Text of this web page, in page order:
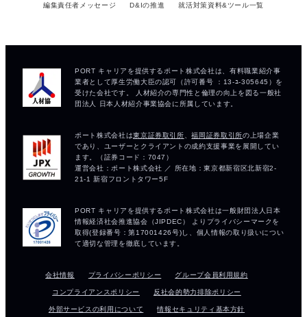
編集責任者メッセージ D&Iの推進 就活対策資料&ツール一覧
会社情報 プライバシーポリシー グループ会員利用規約
コンプライアンスポリシー 反社会的勢力排除ポリシー
外部サービスの利用について 情報セキュリティ基本方針